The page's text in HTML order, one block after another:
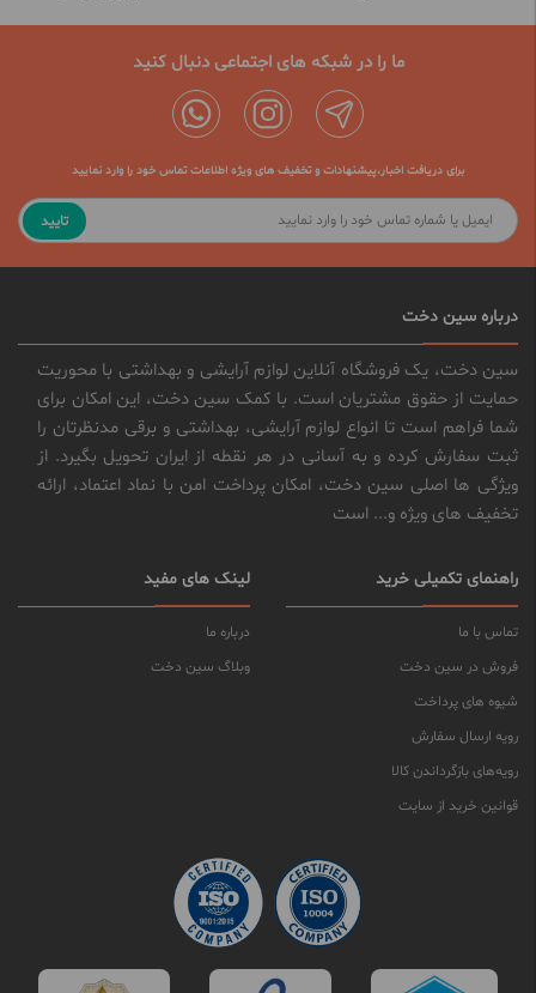
ما را در شبکه های اجتماعی دنبال کنید
برای دریافت اخبار،پیشنهادات و تخفیف های ویژه اطلاعات تماس خود را وارد نمایید
تایید
درباره سین دخت
سین دخت، یک فروشگاه آنلاین لوازم آرایشی و بهداشتی با محوریت
حمایت از حقوق مشتریان است. با کمک سین دخت، این امکان برای
شما فراهم است تا انواع لوازم آرایشی، بهداشتی و برقی مدنظرتان را
ثبت سفارش کرده و به آسانی در هر نقطه از ایران تحویل بگیرد. از
ویژگی ها اصلی سین دخت، امکان پرداخت امن با نماد اعتماد، ارائه
تخفیف های ویژه و... است
راهنمای تکمیلی خرید
تماس با ما
فروش در سین دخت
شیوه های پرداخت
رویه ارسال سفارش
رویه‌های بازگرداندن کالا
قوانین خرید از سایت
لینک های مفید
درباره ما
وبلاگ سین دخت